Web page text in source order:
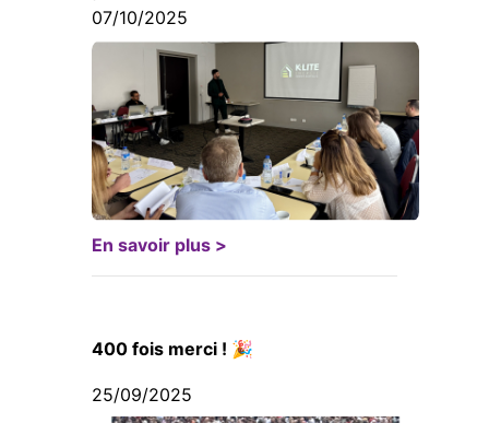
07/10/2025
En savoir plus >
400 fois merci ! 🎉
25/09/2025